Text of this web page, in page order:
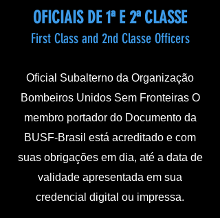
OFICIAIS DE 1ª E 2ª CLASSE
First Class and 2nd Classe Officers
Oficial Subalterno da Organização
Bombeiros Unidos Sem Fronteiras O
membro portador do Documento da
BUSF-Brasil está acreditado e com
suas obrigações em dia, até a data de
validade apresentada em sua
credencial digital ou impressa.